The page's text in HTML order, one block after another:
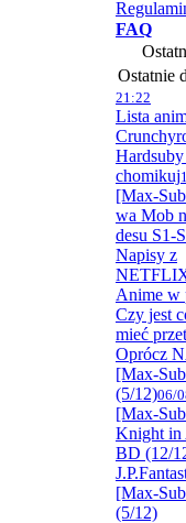
FAQ
Ostatnie
21:22
Lista
chomikuj
[Max-
wa Mob
desu S1-
Napisy z
Anime w
Czy jest
mieć
Oprócz
[Max-
(5/12)06/
[Max-
Knight in
BD (12/
[Max-
(5/12)